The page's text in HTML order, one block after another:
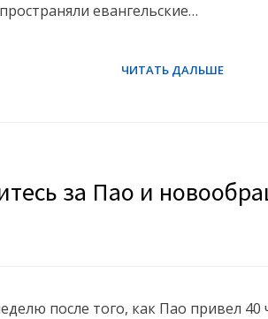
евангельские…
за Пао и
после того, как Пао привел 40